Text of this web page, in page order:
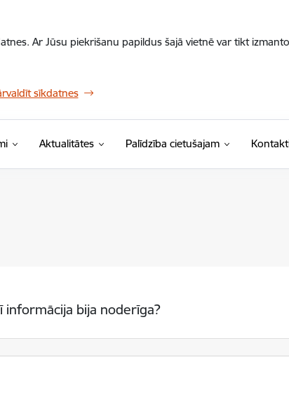
Ar Jūsu piekrišanu papildus šajā vietnē var tikt
sīkdatnes
Aktualitātes Palīdzība cietušajam
informācija bija noderīga?